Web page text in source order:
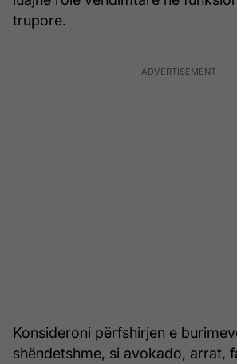
trupore.
Konsideroni përfshirjen e
shëndetshme, si avokado, arrat,